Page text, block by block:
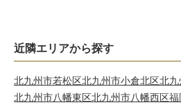
近隣エリアから探す
北九州市若松区北九州市小倉北区北九
北九州市八幡東区北九州市八幡西区福